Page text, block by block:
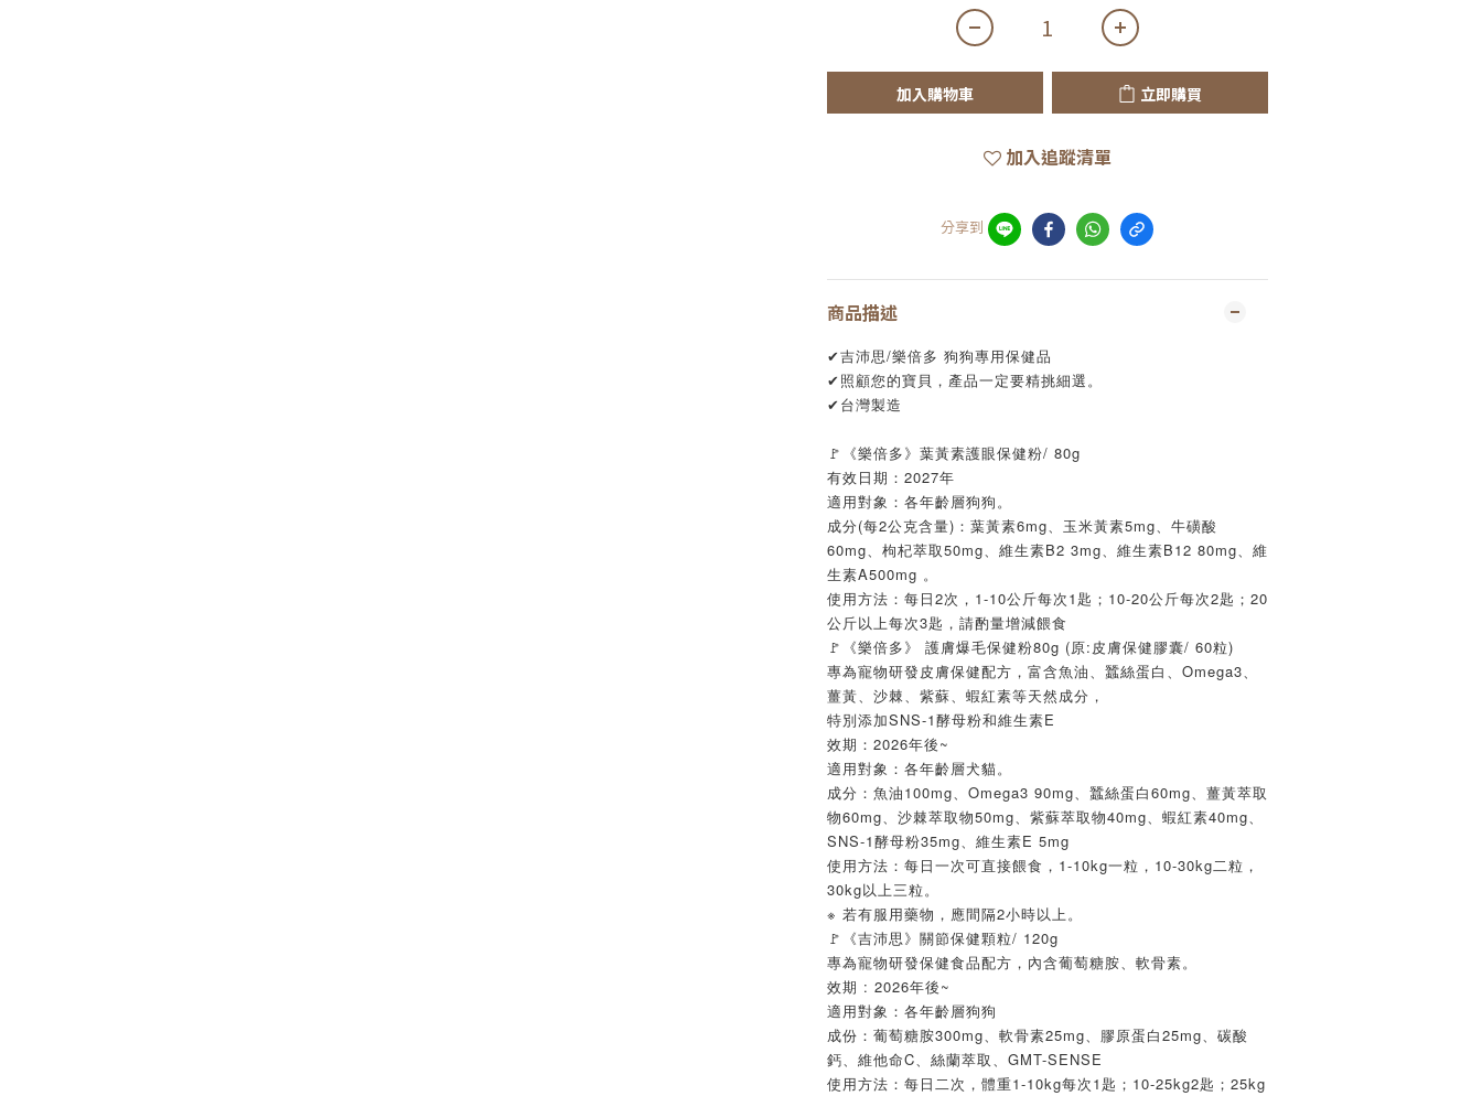
加入購物車 立即購買
加入追蹤清單
分享到
商品描述
✔吉沛思/樂倍多 狗狗專用保健品
✔照顧您的寶貝，產品一定要精挑細選。
✔台灣製造
🚩《樂倍多》葉黃素護眼保健粉/ 80g
有效日期：2027年
適用對象：各年齡層狗狗。
成分(每2公克含量)：葉黃素6mg、玉米黃素5mg、牛磺酸
60mg、枸杞萃取50mg、維生素B2 3mg、維生素B12 80mg、維
生素A500mg 。
使用方法：每日2次，1-10公斤每次1匙；10-20公斤每次2匙；20
公斤以上每次3匙，請酌量增減餵食
🚩《樂倍多》 護膚爆毛保健粉80g (原:皮膚保健膠囊/ 60粒)
專為寵物研發皮膚保健配方，富含魚油、蠶絲蛋白、Omega3、
薑黃、沙棘、紫蘇、蝦紅素等天然成分，
特別添加SNS-1酵母粉和維生素E
效期：2026年後~
適用對象：各年齡層犬貓。
成分：魚油100mg、Omega3 90mg、蠶絲蛋白60mg、薑黃萃取
物60mg、沙棘萃取物50mg、紫蘇萃取物40mg、蝦紅素40mg、
SNS-1酵母粉35mg、維生素E 5mg
使用方法：每日一次可直接餵食，1-10kg一粒，10-30kg二粒，
30kg以上三粒。
※ 若有服用藥物，應間隔2小時以上。
🚩《吉沛思》關節保健顆粒/ 120g
專為寵物研發保健食品配方，內含葡萄糖胺、軟骨素。
效期 : 2026年後~
適用對象：各年齡層狗狗
成份：葡萄糖胺300mg、軟骨素25mg、膠原蛋白25mg、碳酸
鈣、維他命C、絲蘭萃取、GMT-SENSE
使用方法：每日二次，體重1-10kg每次1匙；10-25kg2匙；25kg